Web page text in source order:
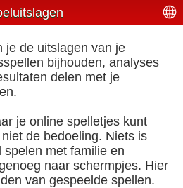
je de uitslagen van je
bijhouden, analyses
delen met je
je online spelletjes kunt
de bedoeling. Niets is
met familie en
naar schermpjes. Hier
van gespeelde spellen.